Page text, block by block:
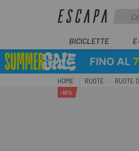
BICICLETTE
HOME RUOTE RUOTE
-10%